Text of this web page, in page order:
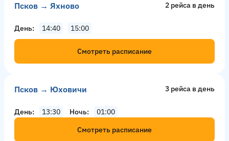
Псков → Яхново 2 рейсa в день
День 14:40 15:00
Смотреть расписание
Псков → Юховичи 3 рейсa в день
День 13:30 Ночь
01:00
Смотреть расписание